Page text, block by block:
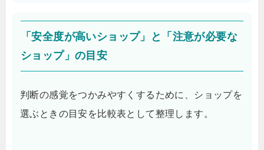
「安全度が高いショップ」と「注意が必要な
ショップ」の目安
判断の感覚をつかみやすくするために、ショップを
選ぶときの目安を比較表として整理します。